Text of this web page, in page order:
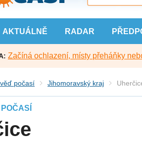
AKTUÁLNĚ RADAR
Začíná ochlazení, místy přeháňky
počasí Jihomoravský kraj